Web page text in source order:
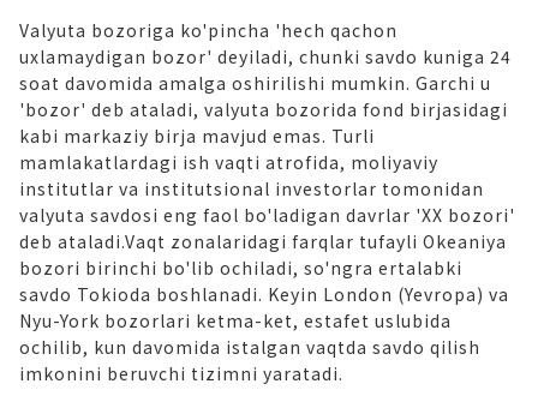
Valyuta bozoriga ko'pincha 'hech qachon
uxlamaydigan bozor' deyiladi, chunki savdo kuniga 24
soat davomida amalga oshirilishi mumkin. Garchi u
'bozor' deb ataladi, valyuta bozorida fond birjasidagi
kabi markaziy birja mavjud emas. Turli
mamlakatlardagi ish vaqti atrofida, moliyaviy
institutlar va institutsional investorlar tomonidan
valyuta savdosi eng faol bo'ladigan davrlar 'XX bozori'
deb ataladi.Vaqt zonalaridagi farqlar tufayli Okeaniya
bozori birinchi bo'lib ochiladi, so'ngra ertalabki
savdo Tokioda boshlanadi. Keyin London (Yevropa) va
Nyu-York bozorlari ketma-ket, estafet uslubida
ochilib, kun davomida istalgan vaqtda savdo qilish
imkonini beruvchi tizimni yaratadi.